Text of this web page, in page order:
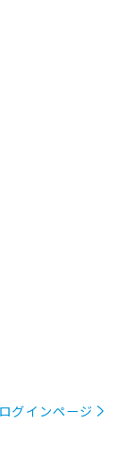
グインページ